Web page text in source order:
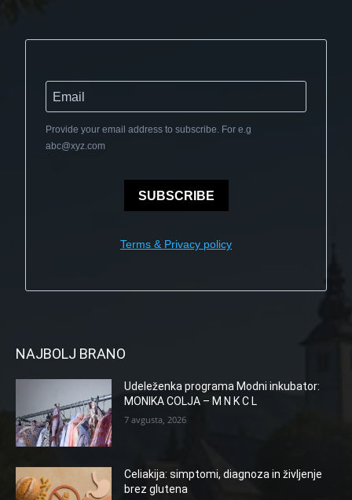
Provide your email address to subscribe. For e.g
abc@xyz.com
SUBSCRIBE
Terms & Privacy policy
NAJBOLJ BRANO
Udeleženka programa Modni inkubator:
MONIKA COLJA – M N K C L
7 avgusta, 2026
Celiakija: simptomi, diagnoza in življenje
brez glutena